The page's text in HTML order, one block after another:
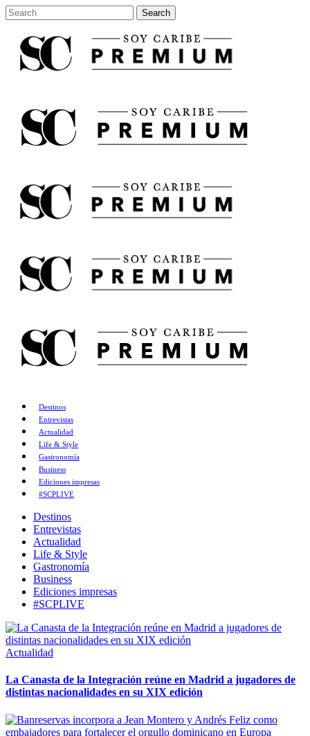
Destinos
Entrevistas
Actualidad
Life & Style
Gastronomía
Business
Ediciones impresas
#SCPLIVE
Destinos
Entrevistas
Actualidad
Life & Style
Gastronomía
Business
Ediciones impresas
#SCPLIVE
Actualidad
La Canasta de la Integración reúne en Madrid a jugadores de
distintas nacionalidades en su XIX edición